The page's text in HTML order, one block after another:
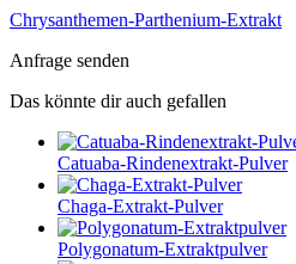
Chrysanthemen-Parthenium-Extrakt
Anfrage senden
Das könnte dir auch gefallen
Catuaba-Rindenextrakt-Pulver
Chaga-Extrakt-Pulver
Polygonatum-Extraktpulver